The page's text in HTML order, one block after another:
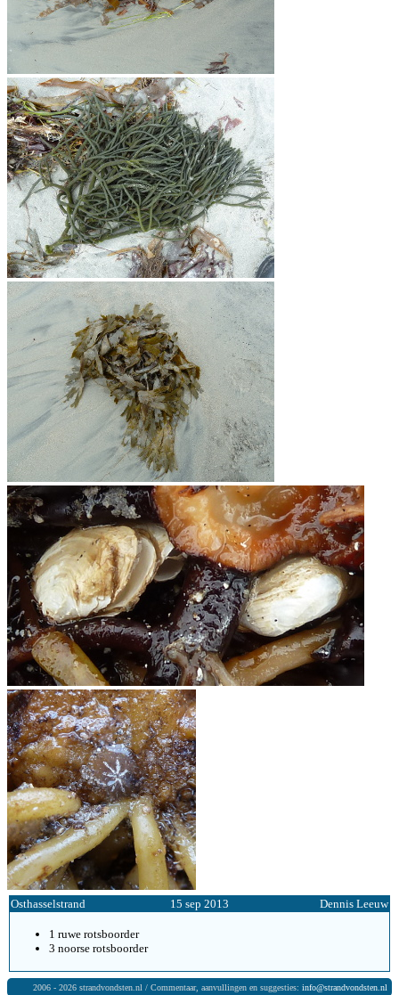
Osthasselstrand 15 sep 2013 Dennis Leeuw
1 ruwe rotsboorder
3 noorse rotsboorder
2006 - 2026 strandvondsten.nl / Commentaar, aanvullingen en suggesties: info@strandvondsten.nl